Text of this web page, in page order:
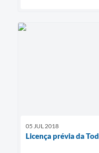
05 JUL 2018
Licença prévia da